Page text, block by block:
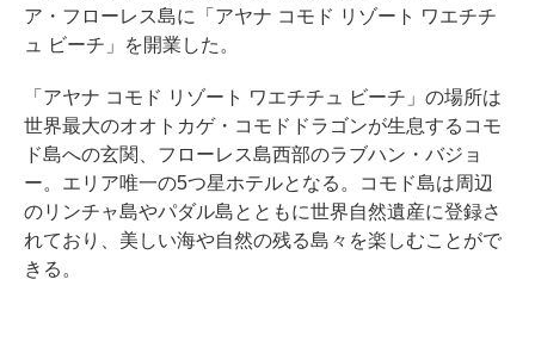
ア・フローレス島に「アヤナ コモド リゾート ワエチチ
ュ ビーチ」を開業した。
「アヤナ コモド リゾート ワエチチュ ビーチ」の場所は
世界最大のオオトカゲ・コモドドラゴンが生息するコモ
ド島への玄関、フローレス島西部のラブハン・バジョ
ー。エリア唯一の5つ星ホテルとなる。コモド島は周辺
のリンチャ島やパダル島とともに世界自然遺産に登録さ
れており、美しい海や自然の残る島々を楽しむことがで
きる。